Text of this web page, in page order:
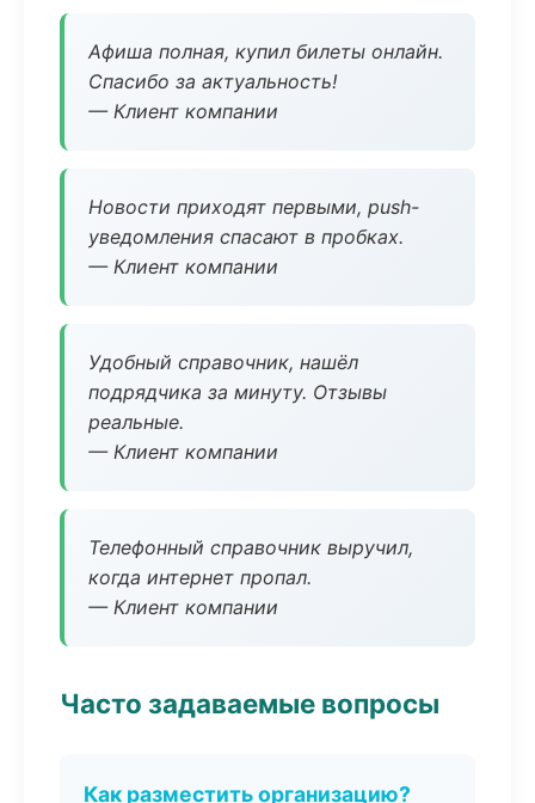
Афиша полная, купил билеты онлайн.
Спасибо за актуальность!
— Клиент компании
Новости приходят первыми, push-
уведомления спасают в пробках.
— Клиент компании
Удобный справочник, нашёл
подрядчика за минуту. Отзывы
реальные.
— Клиент компании
Телефонный справочник выручил,
когда интернет пропал.
— Клиент компании
Часто задаваемые вопросы
Как разместить организацию?